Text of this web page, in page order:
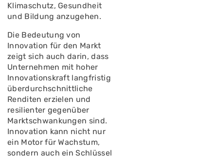
Klimaschutz, Gesundheit
und Bildung anzugehen.
Die Bedeutung von
Innovation für den Markt
zeigt sich auch darin, dass
Unternehmen mit hoher
Innovationskraft langfristig
überdurchschnittliche
Renditen erzielen und
resilienter gegenüber
Marktschwankungen sind.
Innovation kann nicht nur
ein Motor für Wachstum,
sondern auch ein Schlüssel